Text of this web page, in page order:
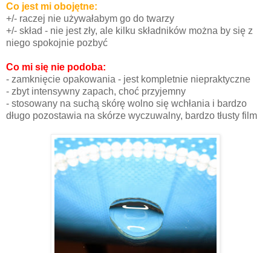
Co jest mi obojętne:
+/- raczej nie używałabym go do twarzy
+/- skład - nie jest zły, ale kilku składników można by się z
niego spokojnie pozbyć
Co mi się nie podoba:
- zamknięcie opakowania - jest kompletnie niepraktyczne
- zbyt intensywny zapach, choć przyjemny
- stosowany na suchą skórę wolno się wchłania i bardzo
długo pozostawia na skórze wyczuwalny, bardzo tłusty film